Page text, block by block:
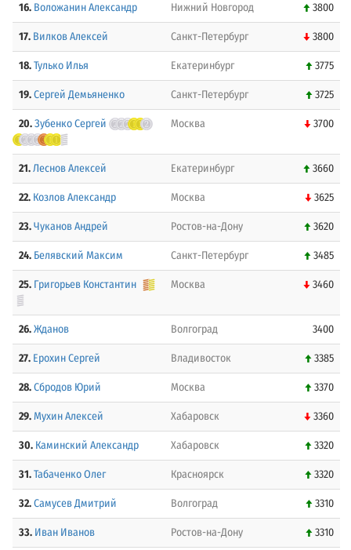
16. Воложанин Александр Нижний Новгород 3800
17. Вилков Алексей Санкт-Петербург 3800
18.Тулько Илья Екатеринбург 3775
19.Сергей Демьяненко Санкт-Петербург 3725
20.Зубенко Сергей Москва 3700
21.Леснов Алексей Екатеринбург 3660
22. Козлов Александр Москва 3625
23.Чуканов Андрей Ростов-на-Дону 3620
24. Белявский Максим Санкт-Петербург 3485
25. Григорьев Константин Москва 3460
26.Жданов Волгоград 3400
27. Ерохин Сергей Владивосток 3385
28.Сбродов Юрий Москва 3370
29.Мухин Алексей Хабаровск 3360
30. Каминский Александр Хабаровск 3320
31.Табаченко Олег Красноярск 3320
32.Самусев Дмитрий Волгоград 3310
33. Иван Иванов Ростов-на-Дону 3310